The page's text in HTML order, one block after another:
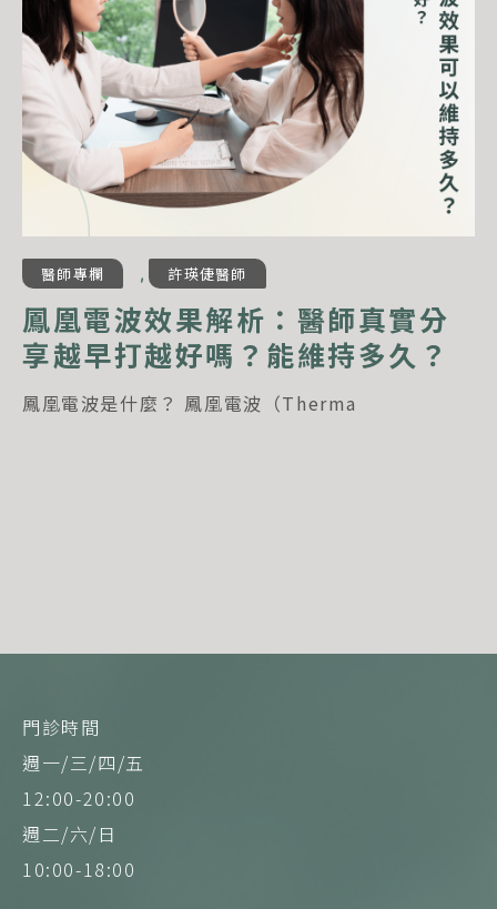
醫師專欄 , 許瑛倢醫師
鳳凰電波效果解析：醫師真實分
享越早打越好嗎？能維持多久？
鳳凰電波是什麼？ 鳳凰電波（Therma
門診時間
週一/三/四/五
12:00-20:00
週二/六/日
10:00-18:00